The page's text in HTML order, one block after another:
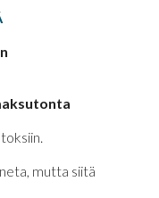
mutta siitä